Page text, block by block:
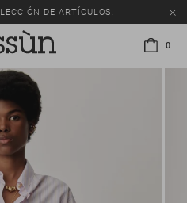
DE ARTÍCULOS.
0